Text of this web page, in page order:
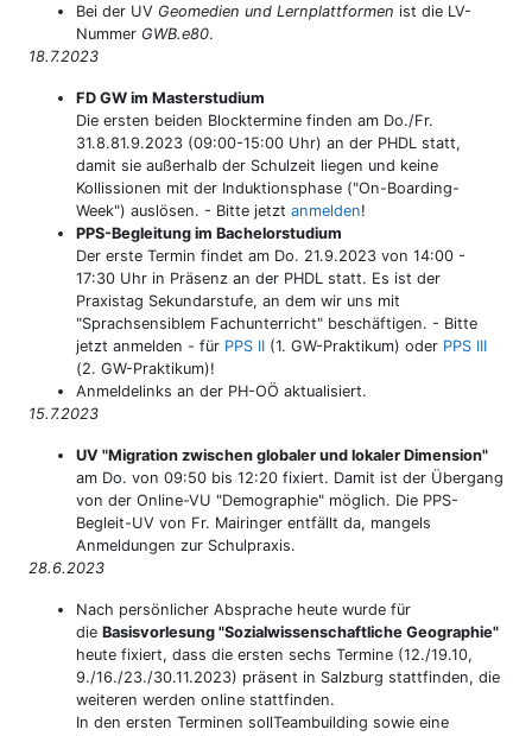
Bei der UV Geomedien und Lernplattformen ist die LV-
Nummer GWB.e80.
18.7.2023
FD GW im Masterstudium
Die ersten beiden Blocktermine finden am Do./Fr.
31.8.81.9.2023 (09:00-15:00 Uhr) an der PHDL statt,
damit sie außerhalb der Schulzeit liegen und keine
Kollissionen mit der Induktionsphase ("On-Boarding-
Week") auslösen. - Bitte jetzt anmelden!
PPS-Begleitung im Bachelorstudium
Der erste Termin findet am Do. 21.9.2023 von 14:00 -
17:30 Uhr in Präsenz an der PHDL statt. Es ist der
Praxistag Sekundarstufe, an dem wir uns mit
"Sprachsensiblem Fachunterricht" beschäftigen. - Bitte
jetzt anmelden - für PPS II (1. GW-Praktikum) oder PPS III
(2. GW-Praktikum)!
Anmeldelinks an der PH-OÖ aktualisiert.
15.7.2023
UV "Migration zwischen globaler und lokaler Dimension"
am Do. von 09:50 bis 12:20 fixiert. Damit ist der Übergang
von der Online-VU "Demographie" möglich. Die PPS-
Begleit-UV von Fr. Mairinger entfällt da, mangels
Anmeldungen zur Schulpraxis.
28.6.2023
Nach persönlicher Absprache heute wurde für
die Basisvorlesung "Sozialwissenschaftliche Geographie"
heute fixiert, dass die ersten sechs Termine (12./19.10,
9./16./23./30.11.2023) präsent in Salzburg stattfinden, die
weiteren werden online stattfinden.
In den ersten Terminen sollTeambuilding sowie eine